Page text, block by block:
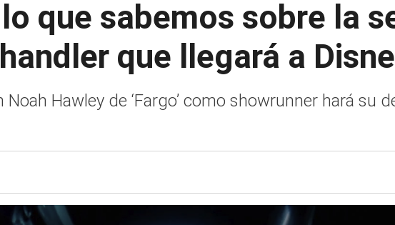
lo que sabemos sobre la
que llegará a
Hawley de ‘Fargo’ como showrunner hará